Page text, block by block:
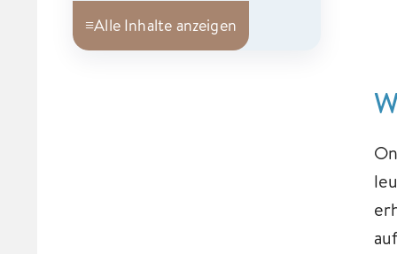
≡Alle Inhalte anzeigen